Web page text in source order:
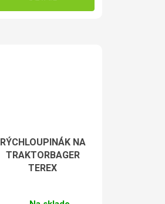
RÝCHLOUPINÁK NA
TRAKTORBAGER
TEREX